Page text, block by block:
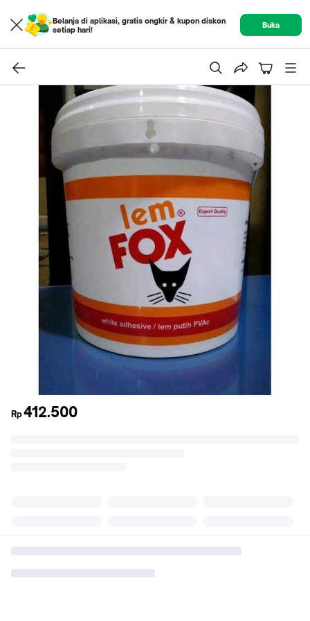
Belanja di aplikasi, gratis ongkir & kupon diskon
setiap hari!
Buka
Rp412.500